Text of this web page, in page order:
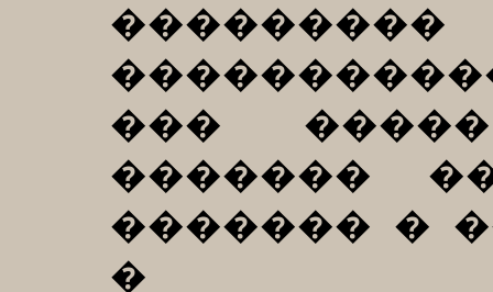
���������
���
�������
������� �
�